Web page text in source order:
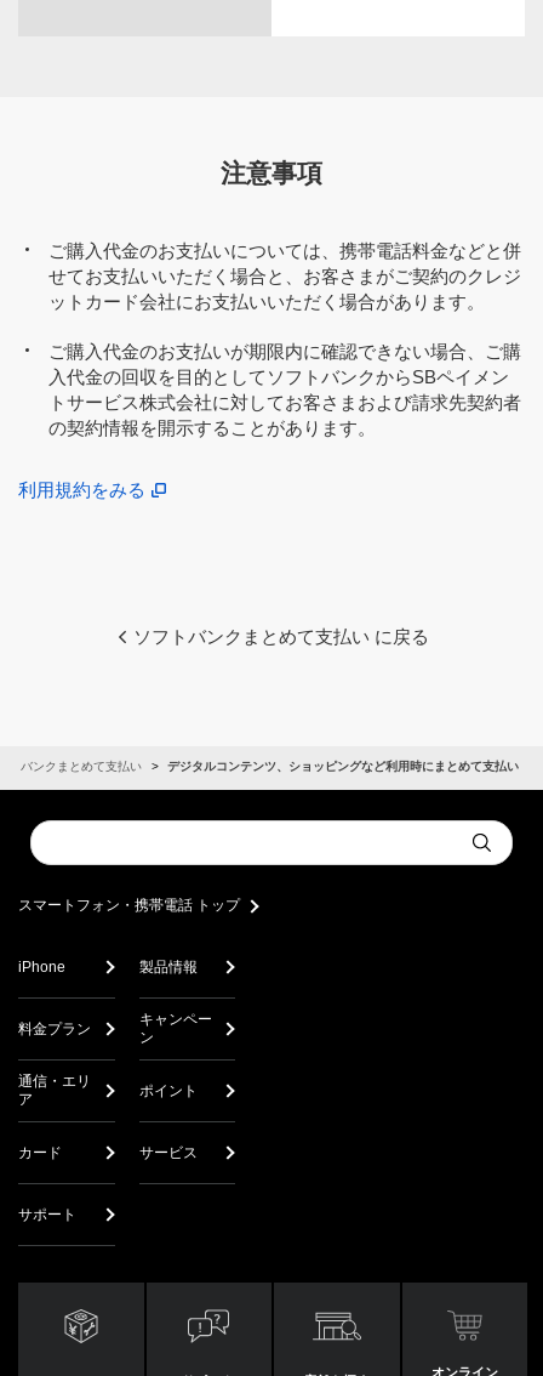
注意事項
ご購入代金のお支払いについては、携帯電話料金などと併
せてお支払いいただく場合と、お客さまがご契約のクレジ
ットカード会社にお支払いいただく場合があります。
ご購入代金のお支払いが期限内に確認できない場合、ご購
入代金の回収を目的としてソフトバンクからSBペイメン
トサービス株式会社に対してお客さまおよび請求先契約者
の契約情報を開示することがあります。
利用規約をみる
ソフトバンクまとめて支払い に戻る
トバンクまとめて支払い デジタルコンテンツ、ショッピングなど利用時にまとめて支払い
Conduct
a
Submit
スマートフォン・携帯電話 トップ
iPhone 製品情報
料金プラン
キャンペー
ン
通信・エリ
ア
ポイント
カード サービス
サポート
オンライン